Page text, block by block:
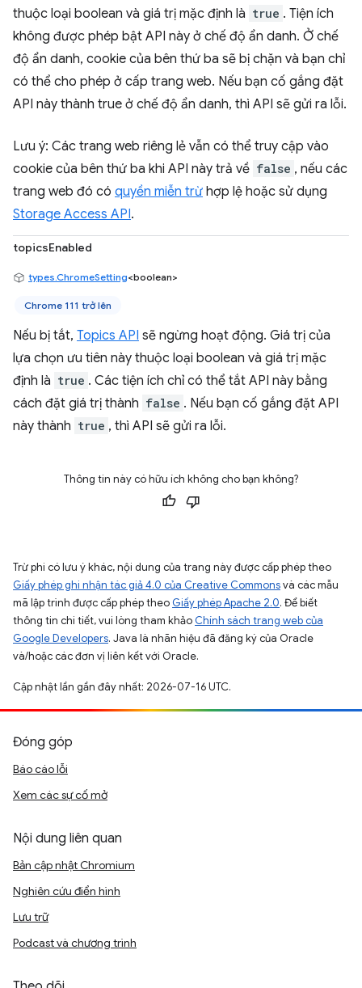
thuộc loại boolean và giá trị mặc định là true . Tiện ích
không được phép bật API này ở chế độ ẩn danh. Ở chế
độ ẩn danh, cookie của bên thứ ba sẽ bị chặn và bạn chỉ
có thể cho phép ở cấp trang web. Nếu bạn cố gắng đặt
API này thành true ở chế độ ẩn danh, thì API sẽ gửi ra lỗi.
Lưu ý: Các trang web riêng lẻ vẫn có thể truy cập vào
cookie của bên thứ ba khi API này trả về false , nếu các
trang web đó có quyền miễn trừ hợp lệ hoặc sử dụng
Storage Access API.
topicsEnabled
types.ChromeSetting<boolean>
Chrome 111 trở lên
Nếu bị tắt, Topics API sẽ ngừng hoạt động. Giá trị của
lựa chọn ưu tiên này thuộc loại boolean và giá trị mặc
định là true . Các tiện ích chỉ có thể tắt API này bằng
cách đặt giá trị thành false . Nếu bạn cố gắng đặt API
này thành true , thì API sẽ gửi ra lỗi.
Thông tin này có hữu ích không cho bạn không?
Trừ phi có lưu ý khác, nội dung của trang này được cấp phép theo
Giấy phép ghi nhận tác giả 4.0 của Creative Commonsvà các mẫu
mã lập trình được cấp phép theo Giấy phép Apache 2.0. Để biết
thông tin chi tiết, vui lòng tham khảo Chính sách trang web của
Google Developers. Java là nhãn hiệu đã đăng ký của Oracle
và/hoặc các đơn vị liên kết với Oracle.
Cập nhật lần gần đây nhất: 2026-07-16 UTC.
Đóng góp
Báo cáo lỗi
Xem các sự cố mở
Nội dung liên quan
Bản cập nhật Chromium
Nghiên cứu điển hình
Lưu trữ
Podcast và chương trình